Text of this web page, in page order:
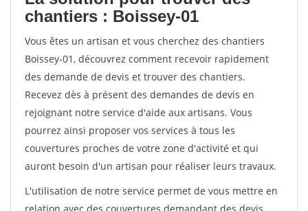
chantiers : Boissey-01
Vous êtes un artisan et vous cherchez des chantiers
Boissey-01, découvrez comment recevoir rapidement
des demande de devis et trouver des chantiers.
Recevez dès à présent des demandes de devis en
rejoignant notre service d'aide aux artisans. Vous
pourrez ainsi proposer vos services à tous les
couvertures proches de votre zone d'activité et qui
auront besoin d'un artisan pour réaliser leurs travaux.
L'utilisation de notre service permet de vous mettre en